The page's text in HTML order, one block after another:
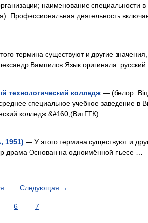
наименование специальности
Профессиональная деятельность
термина существуют и другие
Вампилов Язык оригинала: русский
технологический колледж — (белор.
специальное учебное заведение в
колледж &#160;(ВитГТК) …
1951) — У этого термина существуют и
драма Основан на одноимённой пьесе …
Следующая →
6 7